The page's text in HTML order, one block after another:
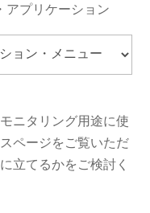
アプリケーション
ニタリング用途に使
ページをご覧いただ
立てるかをご検討く